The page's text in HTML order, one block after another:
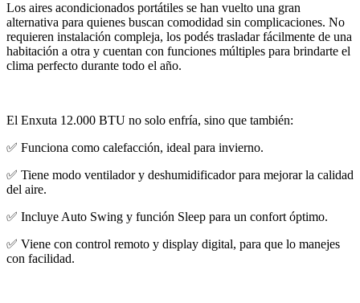
Los aires acondicionados portátiles se han vuelto una gran
alternativa para quienes buscan comodidad sin complicaciones. No
requieren instalación compleja, los podés trasladar fácilmente de una
habitación a otra y cuentan con funciones múltiples para brindarte el
clima perfecto durante todo el año.
El Enxuta 12.000 BTU no solo enfría, sino que también:
✅ Funciona como calefacción, ideal para invierno.
✅ Tiene modo ventilador y deshumidificador para mejorar la calidad
del aire.
✅ Incluye Auto Swing y función Sleep para un confort óptimo.
✅ Viene con control remoto y display digital, para que lo manejes
con facilidad.